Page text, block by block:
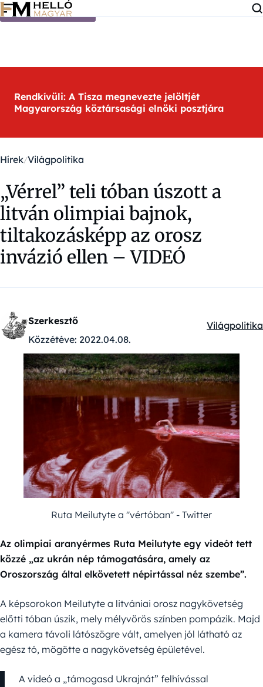
Ugrás a tartalomra
Rendkívüli: A Tisza megnevezte jelöltjét
Magyarország köztársasági elnöki posztjára
Hírek Világpolitika
„Vérrel” teli tóban úszott a
litván olimpiai bajnok,
tiltakozásképp az orosz
invázió ellen – VIDEÓ
Szerkesztő
Közzétéve: 2022.04.08.
Kategóriák:
Világpolitika
Ruta Meilutyte a "vértóban" - Twitter
Az olimpiai aranyérmes Ruta Meilutyte egy videót tett
közzé „az ukrán nép támogatására, amely az
Oroszország által elkövetett népirtással néz szembe”.
A képsorokon Meilutyte a litvániai orosz nagykövetség
előtti tóban úszik, mely mélyvörös színben pompázik. Majd
a kamera távoli látószögre vált, amelyen jól látható az
egész tó, mögötte a nagykövetség épületével.
A videó a „támogasd Ukrajnát” felhívással